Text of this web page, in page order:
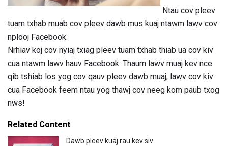
Ntau cov pleev
tuam txhab muab cov pleev dawb mus kuaj ntawm lawv cov
nplooj Facebook.
Nrhiav koj cov nyiaj txiag pleev tuam txhab thiab ua cov kiv
cua ntawm lawv hauv Facebook. Thaum lawv muaj kev nce
qib tshiab los yog cov qauv pleev dawb muaj, lawv cov kiv
cua Facebook feem ntau yog thawj cov neeg kom paub txog
nws!
Related Content
Dawb pleev kuaj rau kev siv